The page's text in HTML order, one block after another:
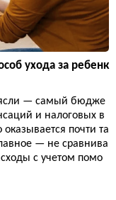
ухода за ребенк
ясли — самый бюдже
и налоговых в
почти та
— не сравнива
с учетом помо